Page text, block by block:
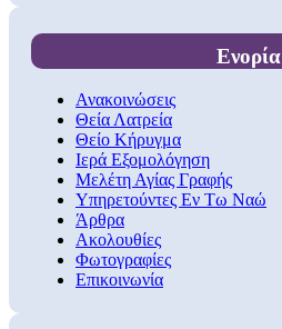
Ενορία
Ανακοινώσεις
Θεία Λατρεία
Θείο Κήρυγμα
Ιερά Εξομολόγηση
Μελέτη Αγίας Γραφής
Υπηρετούντες Εν Τω Ναώ
Άρθρα
Ακολουθίες
Φωτογραφίες
Επικοινωνία